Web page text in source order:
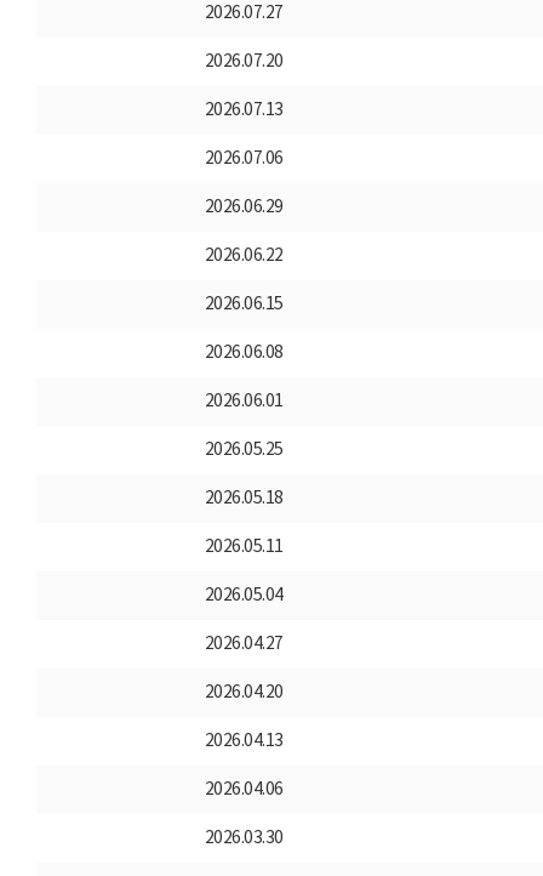
2026.07.27
2026.07.20
2026.07.13
2026.07.06
2026.06.29
2026.06.22
2026.06.15
2026.06.08
2026.06.01
2026.05.25
2026.05.18
2026.05.11
2026.05.04
2026.04.27
2026.04.20
2026.04.13
2026.04.06
2026.03.30